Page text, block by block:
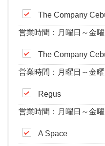
The Company
営業時間：月曜日～金
The Company
営業時間：月曜日～金
Regus
営業時間：月曜日～金
A Space